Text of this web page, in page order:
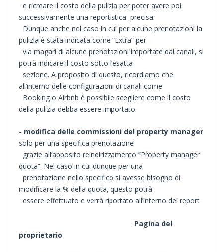
e ricreare il costo della pulizia per poter avere poi
successivamente una reportistica precisa.
Dunque anche nel caso in cui per alcune prenotazioni la
pulizia è stata indicata come “Extra” per
via magari di alcune prenotazioni importate dai canali, si
potrà indicare il costo sotto l’esatta
sezione. A proposito di questo, ricordiamo che
all’interno delle configurazioni di canali come
Booking o Airbnb è possibile scegliere come il costo
della pulizia debba essere importato.
- modifica delle commissioni del property manager
solo per una specifica prenotazione
grazie all’apposito reindirizzamento “Property manager
quota”. Nel caso in cui dunque per una
prenotazione nello specifico si avesse bisogno di
modificare la % della quota, questo potrà
essere effettuato e verrà riportato all’interno dei report
Pagina del
proprietario